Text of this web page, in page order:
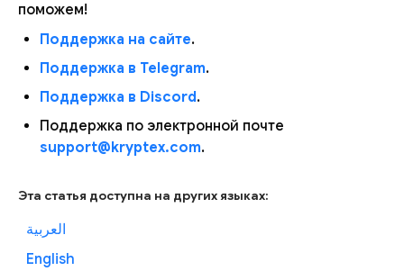
поможем!
Поддержка на сайте.
Поддержка в Telegram.
Поддержка в Discord.
Поддержка по электронной почте
support@kryptex.com.
Эта статья доступна на других языках:
العربية
English